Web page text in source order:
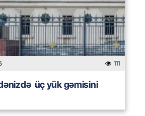
111
üç yük gəmisini